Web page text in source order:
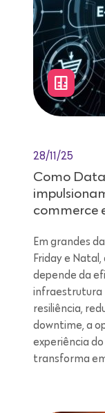
28/11/25
Como
commerce
Em grandes
Friday e
depende da
infraestrutura
resiliência,
downtime, a
experiência
transforma